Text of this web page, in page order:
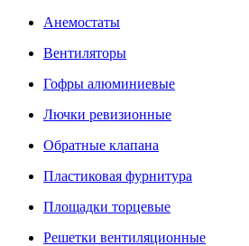
Анемостаты
Вентиляторы
Гофры алюминиевые
Лючки ревизионные
Обратные клапана
Пластиковая фурнитура
Площадки торцевые
Решетки вентиляционные